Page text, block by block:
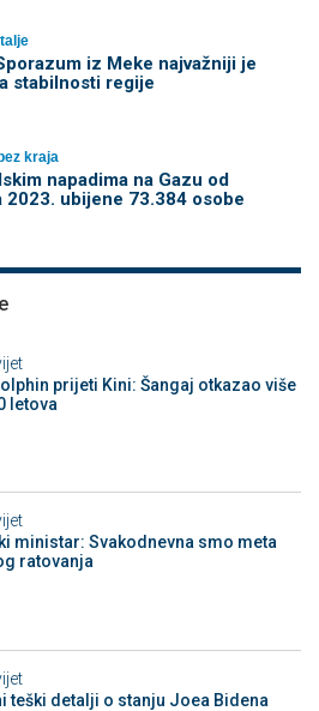
iz Meke najvažniji je
stabilnosti regije
kraja
napadima na Gazu od
2023. ubijene 73.384 osobe
prijeti Kini: Šangaj otkazao više
letova
ministar: Svakodnevna smo meta
ratovanja
teški detalji o stanju Joea Bidena